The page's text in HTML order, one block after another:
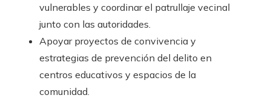
vulnerables y coordinar el patrullaje vecinal
junto con las autoridades.
Apoyar proyectos de convivencia y
estrategias de prevención del delito en
centros educativos y espacios de la
comunidad.